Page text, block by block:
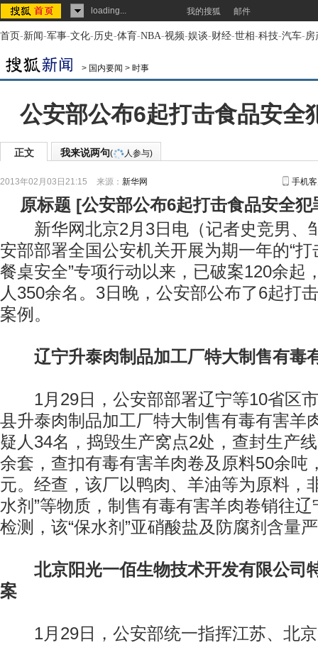
loading... 我的搜狐 邮件
首页-新闻-军事-文化-历史-体育-NBA-视频-娱谈-财经-世相-科技-汽车-房
> 国内要闻 > 时事
公安部公布6起打击食品安全
正文 我来说两句( 人参与)
2013年02月03日21:15 来源： 新华网 手机
原标题 [公安部公布6起打击食品安全犯
新华网北京2月3日电（记者史竞男、
安部部署全国公安机关开展为期一年的“
餐桌安全”专项行动以来，已破案120余起
人350余名。3日晚，公安部公布了6起打
案例。
辽宁升泰肉制品加工厂特大制售有毒
1月29日，公安部部署辽宁等10省区市
县升泰肉制品加工厂特大制售有毒有害羊
疑人34名，捣毁生产窝点2处，查封生产
余套，查扣有毒有害羊肉卷及原料50余吨
元。经查，该厂以鸭肉、羊油等为原料，
水剂”等物质，制售有毒有害羊肉卷销往
检测，该“保水剂”亚硝酸盐及防腐剂含量
北京阳光一佰生物技术开发有限公司
案
1月29日，公安部统一指挥江苏、北京